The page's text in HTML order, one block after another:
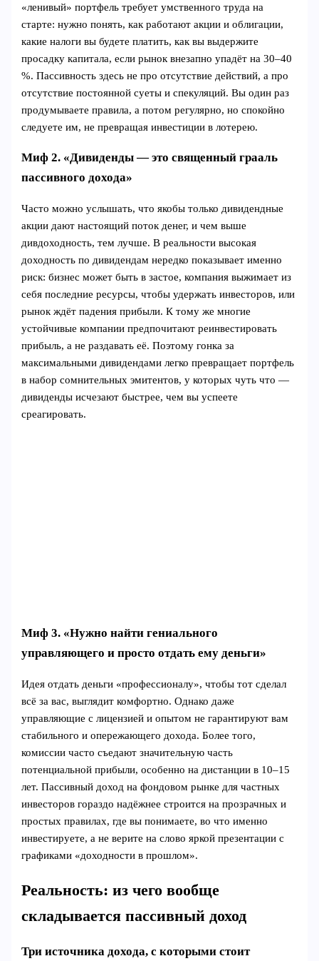
«ленивый» портфель требует умственного труда на
старте: нужно понять, как работают акции и облигации,
какие налоги вы будете платить, как вы выдержите
просадку капитала, если рынок внезапно упадёт на 30–40
%. Пассивность здесь не про отсутствие действий, а про
отсутствие постоянной суеты и спекуляций. Вы один раз
продумываете правила, а потом регулярно, но спокойно
следуете им, не превращая инвестиции в лотерею.
Миф 2. «Дивиденды — это священный грааль
пассивного дохода»
Часто можно услышать, что якобы только дивидендные
акции дают настоящий поток денег, и чем выше
дивдоходность, тем лучше. В реальности высокая
доходность по дивидендам нередко показывает именно
риск: бизнес может быть в застое, компания выжимает из
себя последние ресурсы, чтобы удержать инвесторов, или
рынок ждёт падения прибыли. К тому же многие
устойчивые компании предпочитают реинвестировать
прибыль, а не раздавать её. Поэтому гонка за
максимальными дивидендами легко превращает портфель
в набор сомнительных эмитентов, у которых чуть что —
дивиденды исчезают быстрее, чем вы успеете
среагировать.
Миф 3. «Нужно найти гениального
управляющего и просто отдать ему деньги»
Идея отдать деньги «профессионалу», чтобы тот сделал
всё за вас, выглядит комфортно. Однако даже
управляющие с лицензией и опытом не гарантируют вам
стабильного и опережающего дохода. Более того,
комиссии часто съедают значительную часть
потенциальной прибыли, особенно на дистанции в 10–15
лет. Пассивный доход на фондовом рынке для частных
инвесторов гораздо надёжнее строится на прозрачных и
простых правилах, где вы понимаете, во что именно
инвестируете, а не верите на слово яркой презентации с
графиками «доходности в прошлом».
Реальность: из чего вообще
складывается пассивный доход
Три источника дохода, с которыми стоит